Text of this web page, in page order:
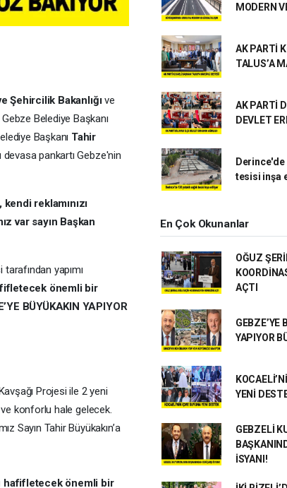
Şehircilik Bakanlığıve
Belediye Başkanı
Başkanı Tahir
devasa pankartı Gebze'nin
reklamınızı
var sayın Başkan
yapımı
önemli bir
BÜYÜKAKIN YAPIYOR
Projesi ile 2 yeni
konforlu hale gelecek.
Sayın Tahir Büyükakın’a
hafifletecek önemli bir
MODERN
AK PARTİ
TALUS’A
AK PARTİ
DEVLET
Derince'de
tesisi inşa
En Çok Okunanlar
OĞUZ
AÇTI
GEBZE’YE
YAPIYOR
YENİ
GEBZELİ
İSYANI!